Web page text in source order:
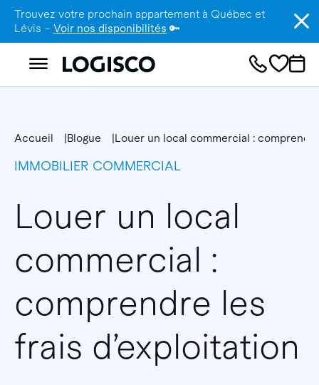
Trouvez votre prochain appartement à Québec et
Lévis – Voir nos disponibilités 🔑
Accueil Blogue Louer un local commercial :
IMMOBILIER COMMERCIAL
Louer un local
commercial :
comprendre les
frais d’exploitation